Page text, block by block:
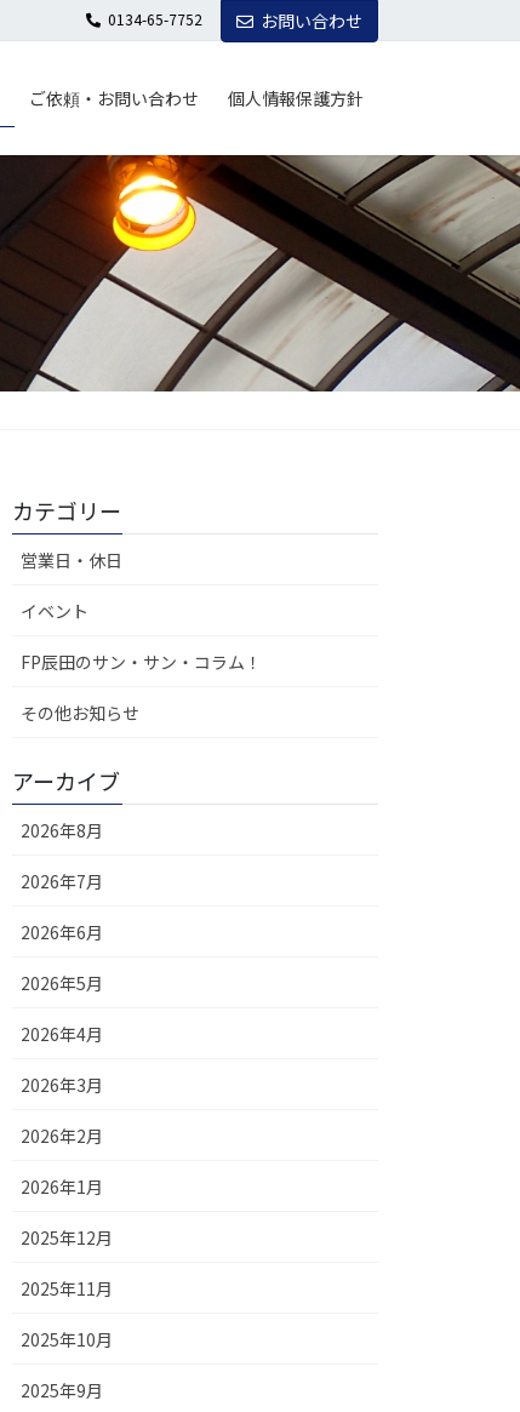
0134-65-7752 お問い合わせ
ご依頼・お問い合わせ 個人情報保護方針
カテゴリー
営業日・休日
イベント
FP辰田のサン・サン・コラム！
その他お知らせ
アーカイブ
2026年8月
2026年7月
2026年6月
2026年5月
2026年4月
2026年3月
2026年2月
2026年1月
2025年12月
2025年11月
2025年10月
2025年9月